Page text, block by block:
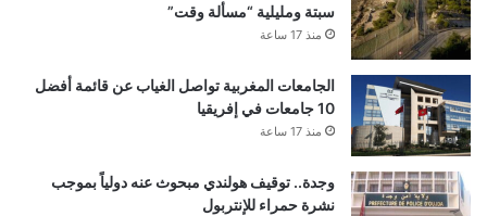
سبتة ومليلية “مسألة وقت”
منذ 17 ساعة
الجامعات المغربية تواصل الغياب عن قائمة أفضل
10 جامعات في إفريقيا
منذ 17 ساعة
وجدة.. توقيف هولندي مبحوث عنه دولياً بموجب
نشرة حمراء للإنتربول